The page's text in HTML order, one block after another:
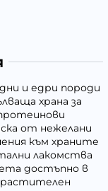
и едри породи
храна за
от нежелани
към храните
лакомства
достъпно в